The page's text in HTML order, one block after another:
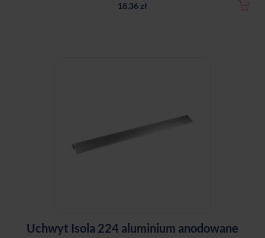
18,36 zł
Uchwyt Isola 224 aluminium anodowane